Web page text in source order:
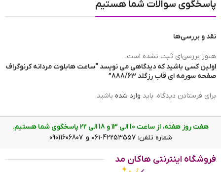
مبدا برند ساعت
وزن ساعت
ساعت هابلوت مردانه کرنوگراف صفحه سورمه ای قاب
پاسخگوی سوالات شما هستیم
نقد و بررسی‌ها
هنوز بررسی‌ای ثبت نشده است.
اولین کسی باشید که دیدگاهی می نویسد “ساعت هابلوت مردانه کرنوگراف
صفحه سورمه ای قاب رزگلد 888/63”
برای فرستادن دیدگاه، باید وارد شده باشید.
هفت روز هفته، از ساعت 10 الی ۱3 و 18 الی ۲2 پاسخگوی شما هستیم.
شماره تلفن: 42253557-۰۶۱ و 09011606807
فروشگاه اینترنتی هاکان مد